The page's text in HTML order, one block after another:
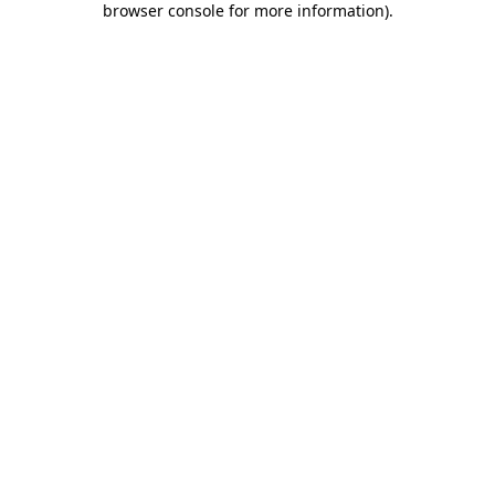
browser console for more information).